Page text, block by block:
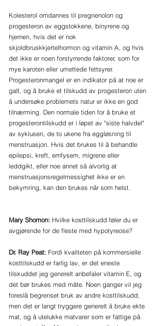
Kolesterol omdannes til pregnenolon og
progesteron av eggstokkene, binyrene og
hjernen, hvis det er nok
skjoldbruskkjertelhormon og vitamin A, og hvis
det ikke er noen forstyrrende faktorer, som for
mye karoten eller umettede fettsyrer.
Progesteronmangel er en indikator på at noe er
galt, og å bruke et tilskudd av progesteron uten
å undersøke problemets natur er ikke en god
tilnærming. Den normale tiden for å bruke et
progesterontilskudd er i løpet av "siste halvdel"
av syklusen, de to ukene fra eggløsning til
menstruasjon. Hvis det brukes til å behandle
epilepsi, kreft, emfysem, migrene eller
leddgikt, eller noe annet så alvorlig at
menstruasjonsregelmessighet ikke er en
bekymring, kan den brukes når som helst.
Mary Shomon: Hvilke kosttilskudd føler du er
avgjørende for de fleste med hypotyreose?
Dr. Ray Peat: Fordi kvaliteten på kommersielle
kosttilskudd er farlig lav, er det eneste
tilskuddet jeg generelt anbefaler vitamin E, og
det bør brukes med måte. Noen ganger vil jeg
foreslå begrenset bruk av andre kosttilskudd,
men det er langt tryggere generelt å bruke ekte
mat, og å utelukke matvarer som er fattige på